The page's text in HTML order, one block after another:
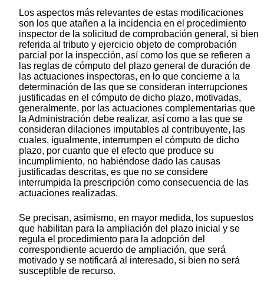
Los aspectos más relevantes de estas modificaciones
son los que atañen a la incidencia en el procedimiento
inspector de la solicitud de comprobación general, si bien
referida al tributo y ejercicio objeto de comprobación
parcial por la inspección, así como los que se refieren a
las reglas de cómputo del plazo general de duración de
las actuaciones inspectoras, en lo que concierne a la
determinación de las que se consideran interrupciones
justificadas en el cómputo de dicho plazo, motivadas,
generalmente, por las actuaciones complementarias que
la Administración debe realizar, así como a las que se
consideran dilaciones imputables al contribuyente, las
cuales, igualmente, interrumpen el cómputo de dicho
plazo, por cuanto que el efecto que produce su
incumplimiento, no habiéndose dado las causas
justificadas descritas, es que no se considere
interrumpida la prescripción como consecuencia de las
actuaciones realizadas.
Se precisan, asimismo, en mayor medida, los supuestos
que habilitan para la ampliación del plazo inicial y se
regula el procedimiento para la adopción del
correspondiente acuerdo de ampliación, que será
motivado y se notificará al interesado, si bien no será
susceptible de recurso.